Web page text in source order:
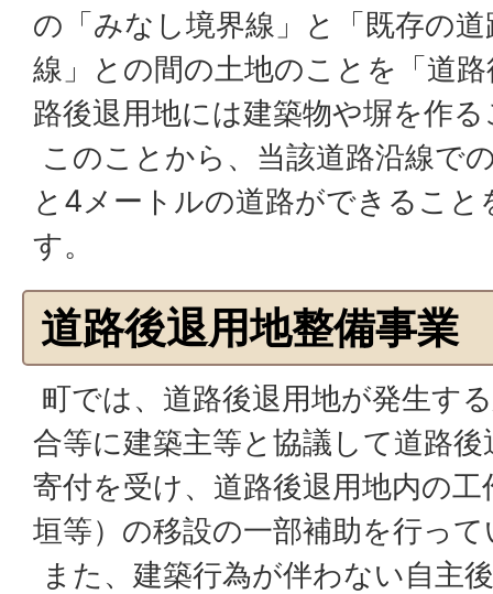
の「みなし境界線」と「既存の
線」との間の土地のことを「道
路後退用地には建築物や塀を作
このことから、当該道路沿線で
と4メートルの道路ができるこ
す。
道路後退用地整備事業
町では、道路後退用地が発生す
合等に建築主等と協議して道路
寄付を受け、道路後退用地内の
垣等）の移設の一部補助を行っ
また、建築行為が伴わない自主